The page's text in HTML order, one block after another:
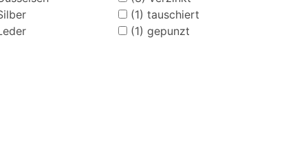
(1) tauschiert
(1) gepunzt